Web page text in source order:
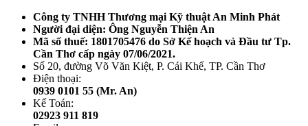
Công ty TNHH Thương mại Kỹ thuật An Minh Phát
Người đại diện: Ông Nguyễn Thiện An
Mã số thuế: 1801705476 do Sở Kế hoạch và Đầu tư Tp.
Cần Thơ cấp ngày 07/06/2021.
Số 20, đường Võ Văn Kiệt, P. Cái Khế, TP. Cần Thơ
Điện thoại:
0939 0101 55 (Mr. An)
Kế Toán:
02923 911 819